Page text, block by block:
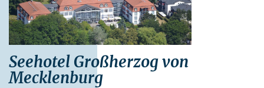
Seehotel Großherzog von
Mecklenburg